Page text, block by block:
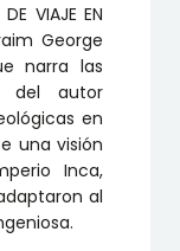
DE VIAJE EN
George
narra las
del autor
en
una visión
Inca,
al